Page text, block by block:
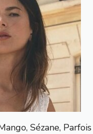
Sézane, Parfois